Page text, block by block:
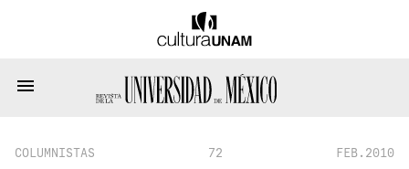
COLUMNISTAS 72 FEB.2010